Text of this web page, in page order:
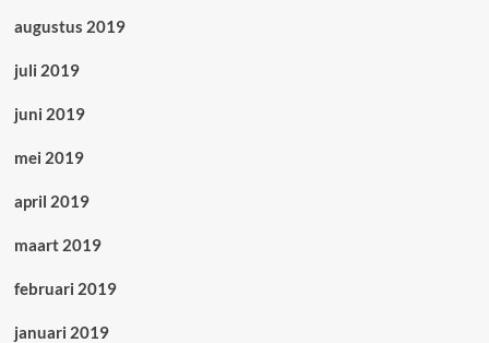
augustus 2019
juli 2019
juni 2019
mei 2019
april 2019
maart 2019
februari 2019
januari 2019